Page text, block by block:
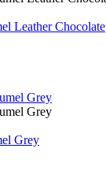
Leather Chocolate
Grey